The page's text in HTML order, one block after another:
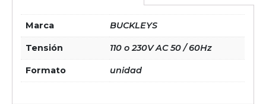
Marca BUCKLEYS
Tensión 110 o 230V AC 50 / 60Hz
Formato unidad